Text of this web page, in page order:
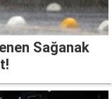
Sağanak